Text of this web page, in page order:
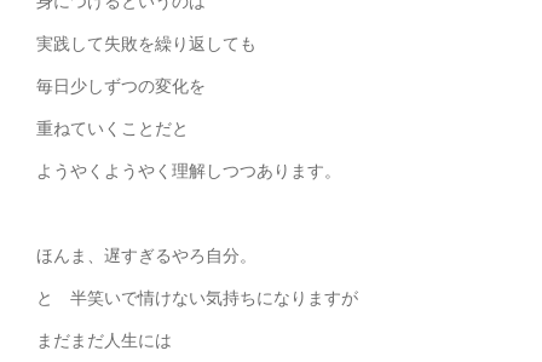
実践して失敗を繰り返しても
毎日少しずつの変化を
重ねていくことだと
ようやくようやく理解しつつあります。
ほんま、遅すぎるやろ自分。
と 半笑いで情けない気持ちになりますが
まだまだ人生には